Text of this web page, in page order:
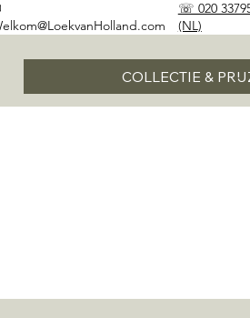
COLLECTIE &
☏ 020
(NL)